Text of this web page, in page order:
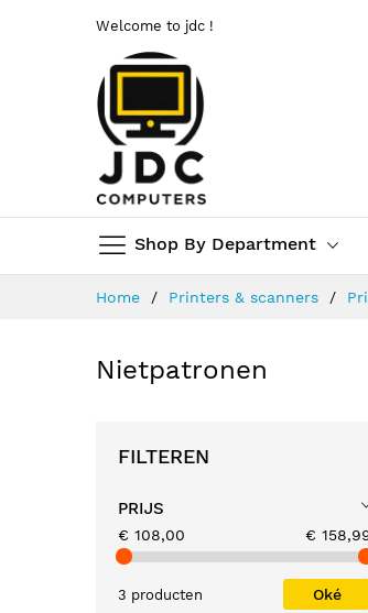
Welcome to jdc !
Shop By Department
Home Printers & scanners
Nietpatronen
FILTEREN
PRIJS
€ 108,00 €
3 producten Oké